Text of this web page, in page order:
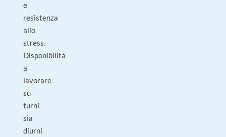
e
resistenza
allo
stress.
Disponibilità
a
lavorare
su
turni
sia
diurni